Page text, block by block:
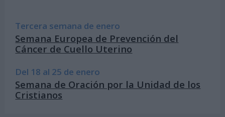
Tercera semana de enero
Semana Europea de Prevención del
Cáncer de Cuello Uterino
Del 18 al 25 de enero
Semana de Oración por la Unidad de los
Cristianos